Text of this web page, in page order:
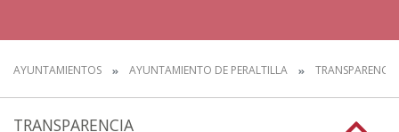
AYUNTAMIENTOS AYUNTAMIENTO DE PERALTILLA TRANSPARENCIA
TRANSPARENCIA